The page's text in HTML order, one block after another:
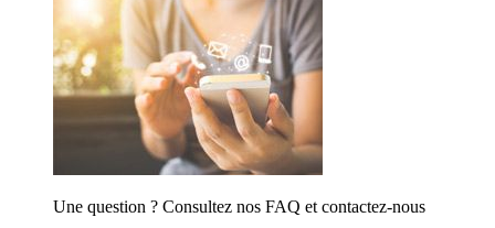
Une question ? Consultez nos FAQ et contactez-nous